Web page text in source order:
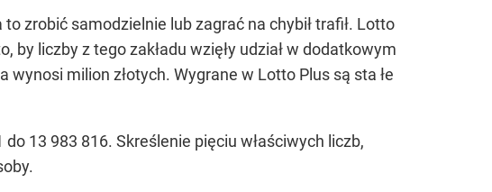
zrobić samodzielnie lub zagrać na chybił trafił. Lotto
by liczby z tego zakładu wzięły udział w dodatkowym
milion złotych. Wygrane w Lotto Plus są sta łe
13 983 816. Skreślenie pięciu właściwych liczb,